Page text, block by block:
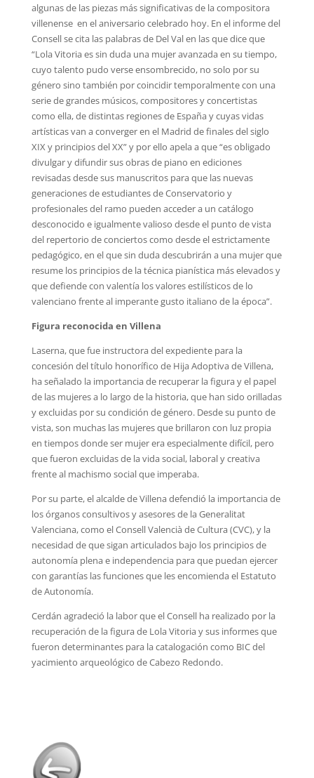
algunas de las piezas más significativas de la compositora
villenense en el aniversario celebrado hoy. En el informe del
Consell se cita las palabras de Del Val en las que dice que
“Lola Vitoria es sin duda una mujer avanzada en su tiempo,
cuyo talento pudo verse ensombrecido, no solo por su
género sino también por coincidir temporalmente con una
serie de grandes músicos, compositores y concertistas
como ella, de distintas regiones de España y cuyas vidas
artísticas van a converger en el Madrid de finales del siglo
XIX y principios del XX” y por ello apela a que “es obligado
divulgar y difundir sus obras de piano en ediciones
revisadas desde sus manuscritos para que las nuevas
generaciones de estudiantes de Conservatorio y
profesionales del ramo pueden acceder a un catálogo
desconocido e igualmente valioso desde el punto de vista
del repertorio de conciertos como desde el estrictamente
pedagógico, en el que sin duda descubrirán a una mujer que
resume los principios de la técnica pianística más elevados y
que defiende con valentía los valores estilísticos de lo
valenciano frente al imperante gusto italiano de la época”.
Figura reconocida en Villena
Laserna, que fue instructora del expediente para la
concesión del título honorífico de Hija Adoptiva de Villena,
ha señalado la importancia de recuperar la figura y el papel
de las mujeres a lo largo de la historia, que han sido orilladas
y excluidas por su condición de género. Desde su punto de
vista, son muchas las mujeres que brillaron con luz propia
en tiempos donde ser mujer era especialmente difícil, pero
que fueron excluidas de la vida social, laboral y creativa
frente al machismo social que imperaba.
Por su parte, el alcalde de Villena defendió la importancia de
los órganos consultivos y asesores de la Generalitat
Valenciana, como el Consell Valencià de Cultura (CVC), y la
necesidad de que sigan articulados bajo los principios de
autonomía plena e independencia para que puedan ejercer
con garantías las funciones que les encomienda el Estatuto
de Autonomía.
Cerdán agradeció la labor que el Consell ha realizado por la
recuperación de la figura de Lola Vitoria y sus informes que
fueron determinantes para la catalogación como BIC del
yacimiento arqueológico de Cabezo Redondo.